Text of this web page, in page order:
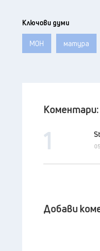
Ключови думи
МОН матура
Коментари:
1
Добави